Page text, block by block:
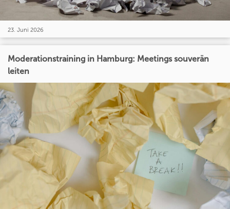
23. Juni 2026
Moderationstraining in Hamburg: Meetings souverän
leiten